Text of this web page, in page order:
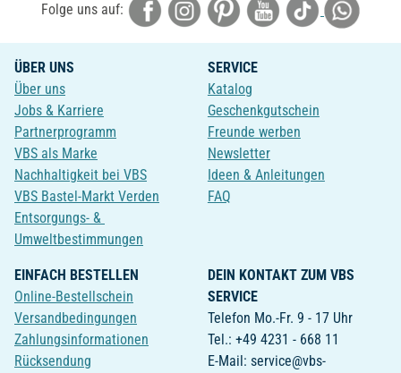
Folge uns auf:
ÜBER UNS
Über uns
Jobs & Karriere
Partnerprogramm
VBS als Marke
Nachhaltigkeit bei VBS
VBS Bastel-Markt Verden
Entsorgungs- &
Umweltbestimmungen
SERVICE
Katalog
Geschenkgutschein
Freunde werben
Newsletter
Ideen & Anleitungen
FAQ
EINFACH BESTELLEN
Online-Bestellschein
Versandbedingungen
Zahlungsinformationen
Rücksendung
DEIN KONTAKT ZUM VBS
SERVICE
Telefon Mo.-Fr. 9 - 17 Uhr
Tel.: +49 4231 - 668 11
E-Mail: service@vbs-